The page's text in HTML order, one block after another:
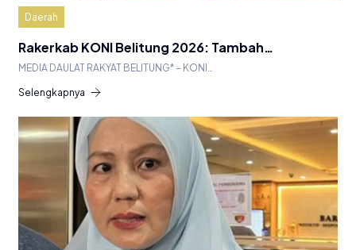
Daerah
Rakerkab KONI Belitung 2026: Tambah…
MEDIA DAULAT RAKYAT BELITUNG* – KONI…
Selengkapnya